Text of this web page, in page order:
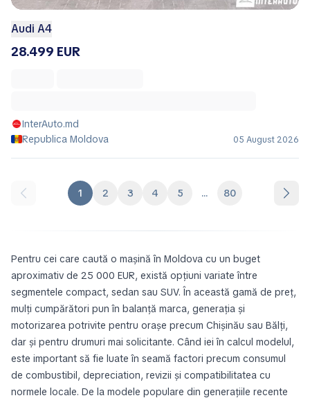
Audi A4
28.499 EUR
InterAuto.md
Republica Moldova
05 August 2026
1 2 3 4 5 ... 80
Pentru cei care caută o mașină în Moldova cu un buget
aproximativ de 25 000 EUR, există opțiuni variate între
segmentele compact, sedan sau SUV. În această gamă de preț,
mulți cumpărători pun în balanță marca, generația și
motorizarea potrivite pentru orașe precum Chișinău sau Bălți,
dar și pentru drumuri mai solicitante. Când iei în calcul modelul,
este important să fie luate în seamă factori precum consumul
de combustibil, depreciation, revizii și compatibilitatea cu
normele locale. De la modele populare din generațiile recente